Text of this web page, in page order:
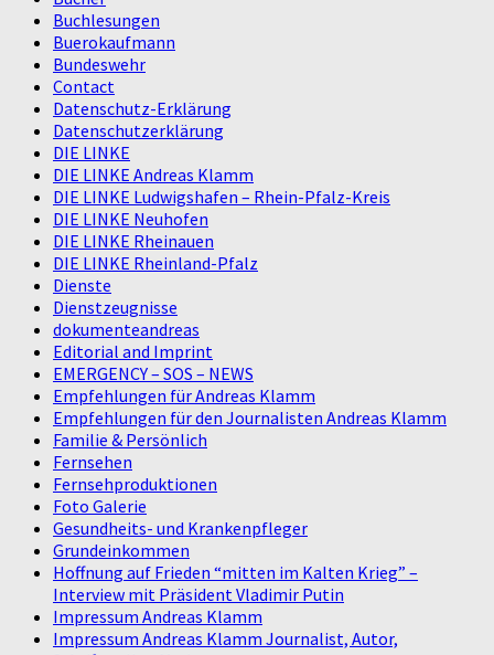
Buchlesungen
Buerokaufmann
Bundeswehr
Contact
Datenschutz-Erklärung
Datenschutzerklärung
DIE LINKE
DIE LINKE Andreas Klamm
DIE LINKE Ludwigshafen – Rhein-Pfalz-Kreis
DIE LINKE Neuhofen
DIE LINKE Rheinauen
DIE LINKE Rheinland-Pfalz
Dienste
Dienstzeugnisse
dokumenteandreas
Editorial and Imprint
EMERGENCY – SOS – NEWS
Empfehlungen für Andreas Klamm
Empfehlungen für den Journalisten Andreas Klamm
Familie & Persönlich
Fernsehen
Fernsehproduktionen
Foto Galerie
Gesundheits- und Krankenpfleger
Grundeinkommen
Hoffnung auf Frieden “mitten im Kalten Krieg” –
Interview mit Präsident Vladimir Putin
Impressum Andreas Klamm
Impressum Andreas Klamm Journalist, Autor,